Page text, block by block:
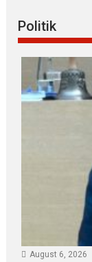
Politik
August 6, 2026